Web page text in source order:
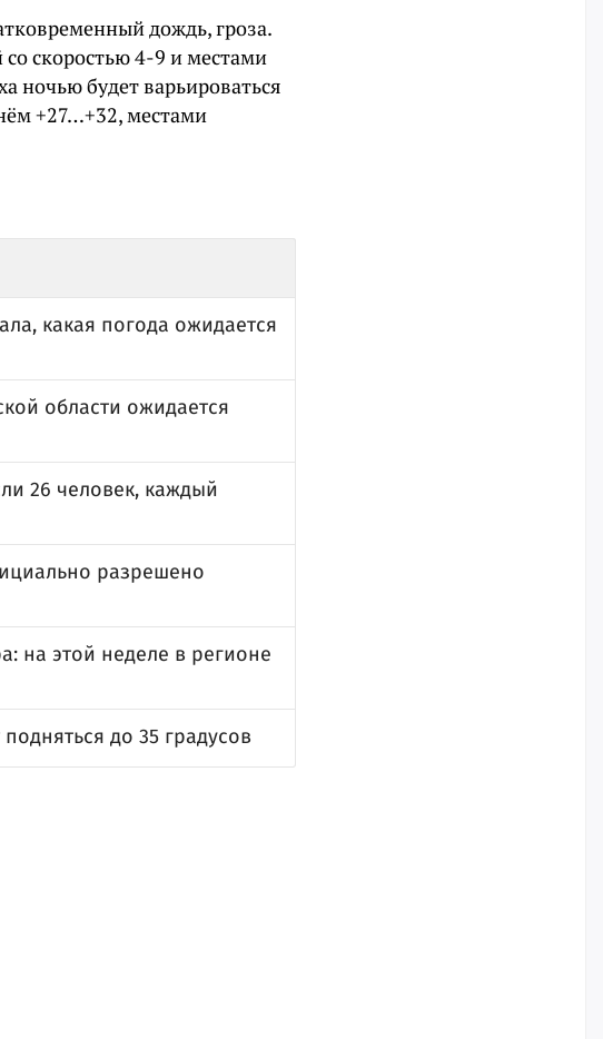
дождь, гроза.
скоростью 4-9 и местами
ночью будет варьироваться
+27…+32, местами
какая погода ожидается
области ожидается
26 человек, каждый
разрешено
на этой неделе в регионе
до 35 градусов